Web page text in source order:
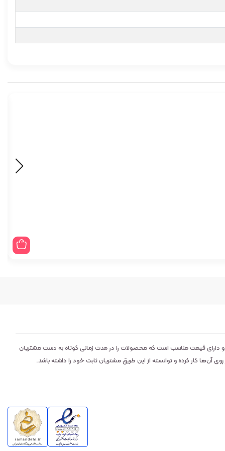
دارای قیمت مناسب است که محصولات را در مدت زمانی کوتاه به دست مشتریان
کار کرده و توانسته از این طریق مشتریان ثابت خود را داشته باشد.